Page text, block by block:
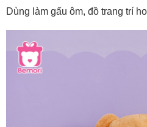
Dùng làm gấu ôm, đồ trang trí